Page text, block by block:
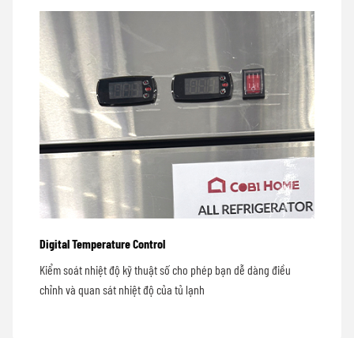
Digital Temperature Control
Kiểm soát nhiệt độ kỹ thuật số cho phép bạn dễ dàng điều
chỉnh và quan sát nhiệt độ của tủ lạnh